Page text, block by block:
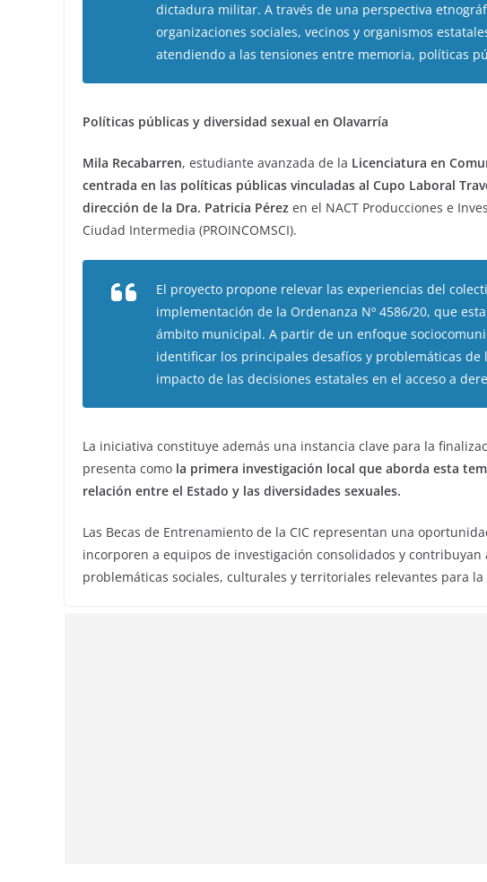
dictadura militar. A través de una perspectiva
organizaciones sociales, vecinos y organismos
atendiendo a las tensiones entre memoria, políticas
Políticas públicas y diversidad sexual en Olavarría
Mila Recabarren, estudiante avanzada de la Licenciatura en
centrada en las políticas públicas vinculadas al Cupo Laboral
dirección de la Dra. Patricia Pérez en el NACT Producciones e
Ciudad Intermedia (PROINCOMSCI).
El proyecto propone relevar las experiencias del
implementación de la Ordenanza Nº 4586/20, que
ámbito municipal. A partir de un enfoque
identificar los principales desafíos y problemáticas
impacto de las decisiones estatales en el acceso a
La iniciativa constituye además una instancia clave para la
presenta como la primera investigación local que aborda esta
relación entre el Estado y las diversidades sexuales.
Las Becas de Entrenamiento de la CIC representan una
incorporen a equipos de investigación consolidados y
problemáticas sociales, culturales y territoriales relevantes para